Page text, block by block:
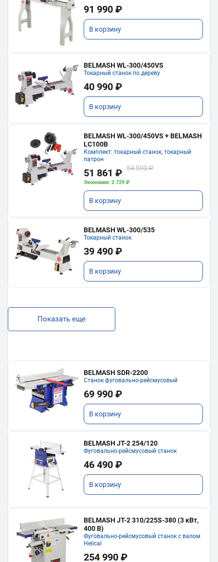
91 990 ₽
В корзину
BELMASH WL-300/450VS
Токарный станок по дереву
40 990 ₽
В корзину
BELMASH WL-300/450VS + BELMASH
LC100B
Комплект: токарный станок, токарный
патрон
51 861 ₽ 54 590 ₽
Экономия: 2 729 ₽
В корзину
BELMASH WL-300/535
Токарный станок
39 490 ₽
В корзину
Показать еще
BELMASH SDR-2200
Станок фуговально-рейсмусовый
69 990 ₽
В корзину
BELMASH JT-2 254/120
Фуговально-рейсмусовый станок
46 490 ₽
В корзину
BELMASH JT-2 310/225S-380 (3 кВт,
400 В)
Фуговально-рейсмусовый станок с валом
Helical
254 990 ₽